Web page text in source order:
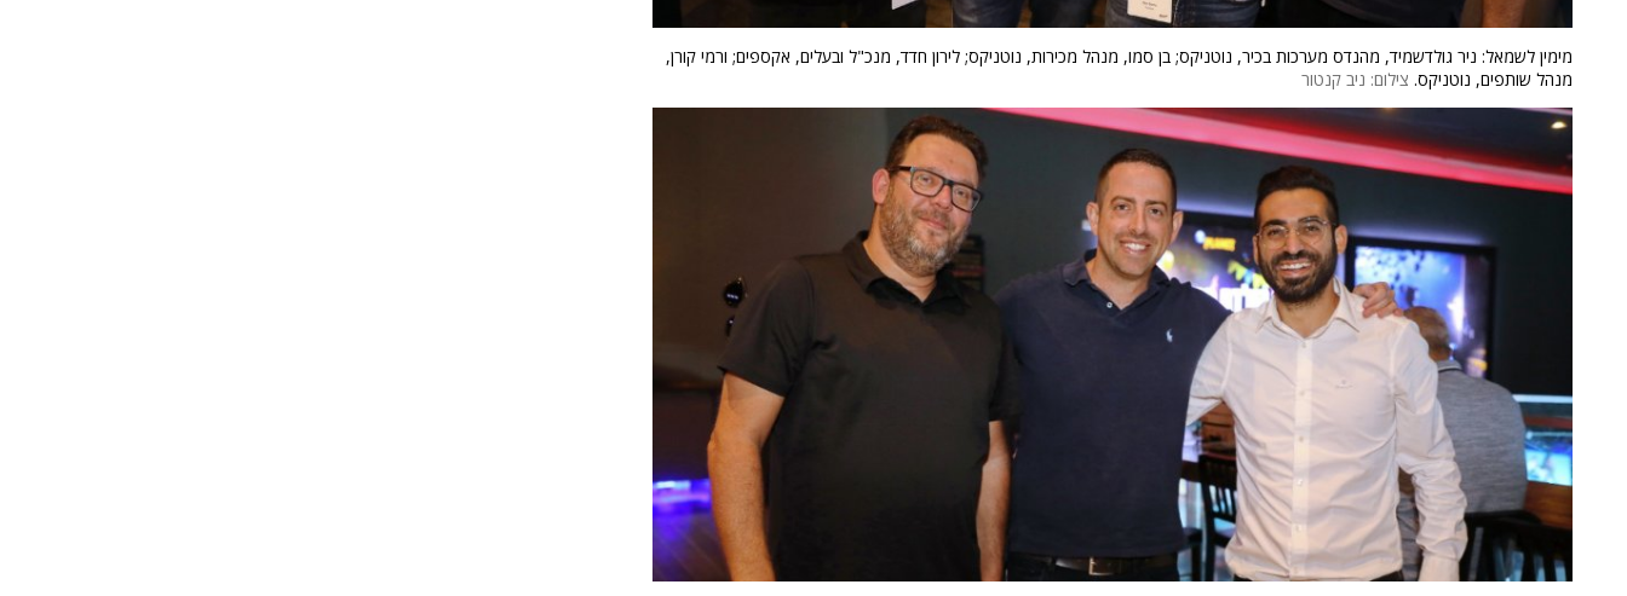
מימין לשמאל: ניר גולדשמיד, מהנדס מערכות בכיר, נוטניקס; בן סמו, מנהל מכירות, נוטניקס; לירון חדד, מנכ"ל ובעלים, אקספים; ורמי קורן,
מנהל שותפים, נוטניקס. צילום: ניב קנטור